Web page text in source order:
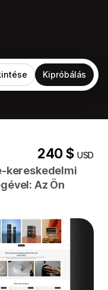
Kipróbálás
240 $USD
kereskedelmi
Az Ön